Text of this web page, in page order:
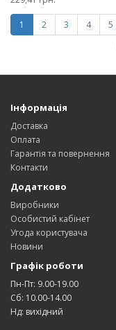
1 2 3 4 5
Інформація
Доставка
Оплата
Гарантія та повернення
Контакти
Додатково
Виробники
Особистий кабінет
Угода користувача
Новини
Графік роботи
Пн-Пт: 9.00-19.00
Сб: 10.00-14.00
Нд: вихідний